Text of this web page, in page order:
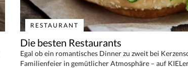
RESTAURANT
Die besten Restaurants
Egal ob ein romantisches Dinner zu zweit bei
Familienfeier in gemütlicher Atmosphäre – auf